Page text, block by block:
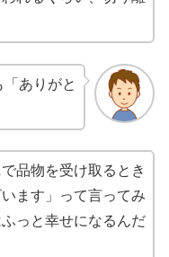
ありがと
品物を受け取るとき
ます」って言ってみ
っと幸せになるんだ